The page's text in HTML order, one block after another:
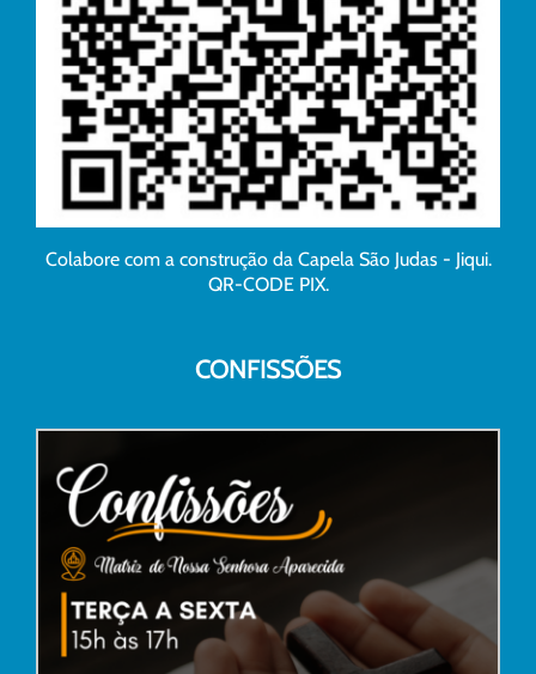
Colabore com a construção da Capela São Judas - Jiqui.
QR-CODE PIX.
CONFISSÕES